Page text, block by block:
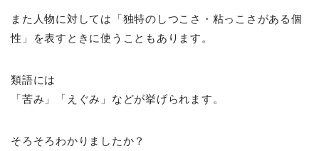
また人物に対しては「独特のしつこさ・粘っこさがある個
性」を表すときに使うこともあります。
類語には
「苦み」「えぐみ」などが挙げられます。
そろそろわかりましたか？